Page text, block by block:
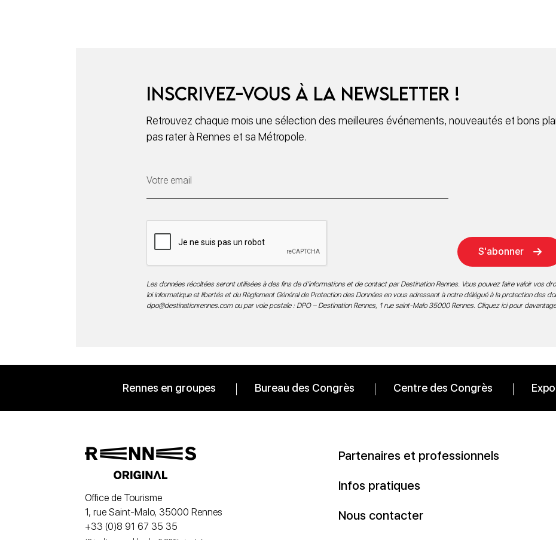
Inscrivez-vous à la newsletter !
Retrouvez chaque mois une sélection des meilleures événements, nouveautés et bons
pas rater à Rennes et sa Métropole.
S'abonner
Les données récoltées seront utilisées à des fins de d’informations et de contact par Destination Rennes. Vous pouvez faire valoir vos
loi informatique et libertés et du Règlement Général de Protection des Données en vous adressant à notre délégué à la protection des
dpo@destinationrennes.comou par voie postale : DPO – Destination Rennes, 1 rue saint-Malo 35000 Rennes. Cliquez ici pour
Rennes en groupes Bureau des Congrès Centre des Congrès
Office de Tourisme
1, rue Saint-Malo, 35000 Rennes
+33 (0)8 91 67 35 35
Partenaires et professionnels
Infos pratiques
Nous contacter